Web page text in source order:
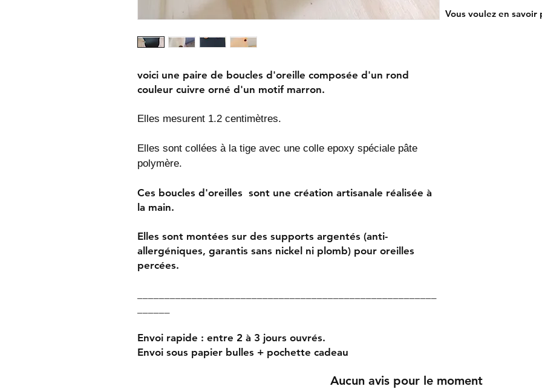
voici une paire de boucles d'oreille composée d'un rond
couleur cuivre orné d'un motif marron.
Elles mesurent 1.2 centimètres.
Elles sont collées à la tige avec une colle epoxy spéciale pâte
polymère.
Ces boucles d'oreilles sont une création artisanale réalisée à
la main.
Elles sont montées sur des supports argentés (anti-
allergéniques, garantis sans nickel ni plomb) pour oreilles
percées.
Envoi rapide : entre 2 à 3 jours ouvrés.
Envoi sous papier bulles + pochette cadeau
Aucun avis pour le moment
Vous voulez en